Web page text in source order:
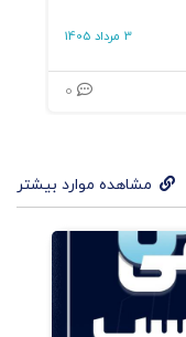
3 مرداد 1405
مشاهده موارد بیشتر